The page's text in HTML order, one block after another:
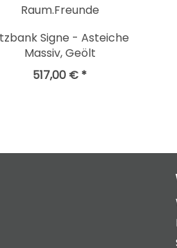
Raum.Freunde
Signe - Asteiche
Massiv, Geölt
517,00 € *